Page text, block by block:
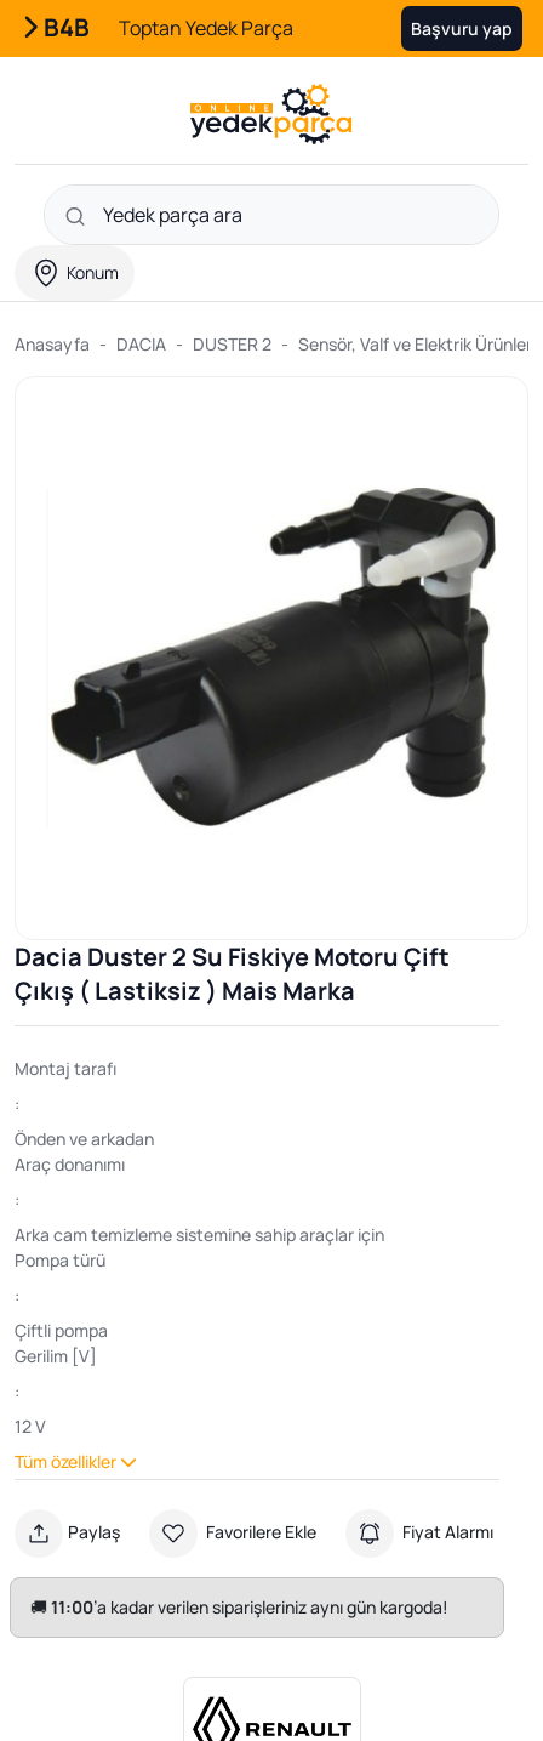
B4B Toptan Yedek Parça Başvuru yap
Konum
Anasayfa DACIA DUSTER 2 Sensör, Valf ve Elektrik Ürünleri
Dacia Duster 2 Su Fiskiye Motoru Çift
Çıkış ( Lastiksiz ) Mais Marka
Montaj tarafı
:
Önden ve arkadan
Araç donanımı
:
Arka cam temizleme sistemine sahip araçlar için
Pompa türü
:
Çiftli pompa
Gerilim [V]
:
12 V
Tüm özellikler
Paylaş Favorilere Ekle Fiyat Alarmı
🚚11:00’a kadar verilen siparişleriniz aynı gün kargoda!